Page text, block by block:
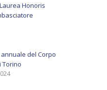
Honoris
del Corpo
Torino